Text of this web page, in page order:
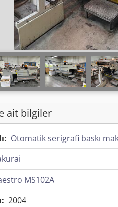
ait bilgiler
Otomatik serigrafi baskı
MS102A
2004